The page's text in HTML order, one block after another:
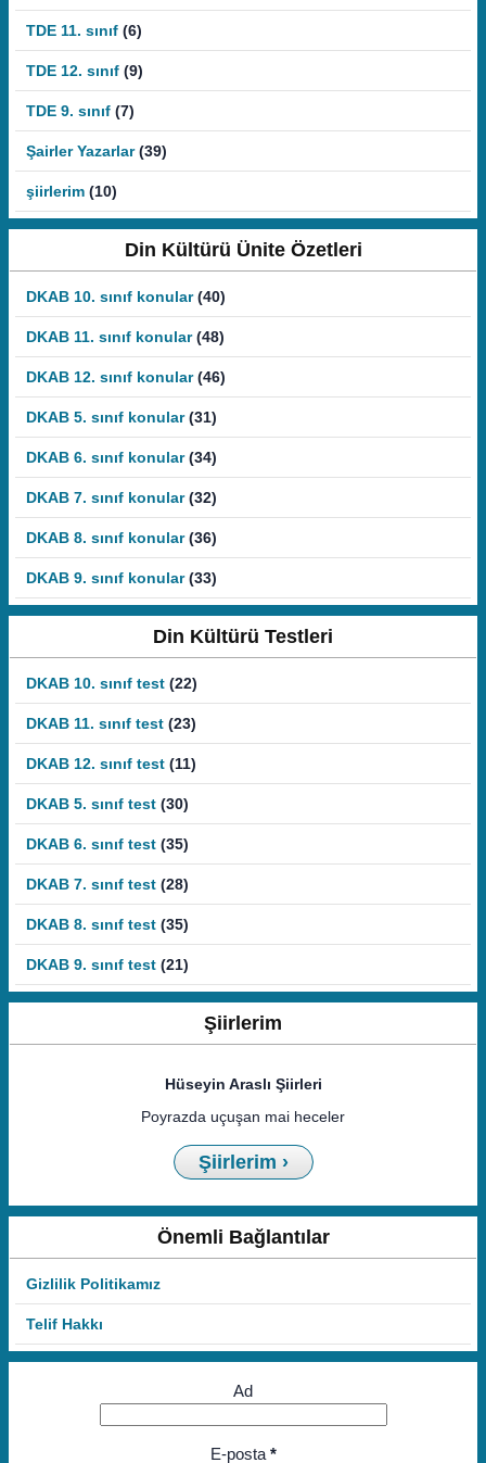
TDE 11. sınıf (6)
TDE 12. sınıf (9)
TDE 9. sınıf (7)
Şairler Yazarlar (39)
şiirlerim (10)
Din Kültürü Ünite Özetleri
DKAB 10. sınıf konular (40)
DKAB 11. sınıf konular (48)
DKAB 12. sınıf konular (46)
DKAB 5. sınıf konular (31)
DKAB 6. sınıf konular (34)
DKAB 7. sınıf konular (32)
DKAB 8. sınıf konular (36)
DKAB 9. sınıf konular (33)
Din Kültürü Testleri
DKAB 10. sınıf test (22)
DKAB 11. sınıf test (23)
DKAB 12. sınıf test (11)
DKAB 5. sınıf test (30)
DKAB 6. sınıf test (35)
DKAB 7. sınıf test (28)
DKAB 8. sınıf test (35)
DKAB 9. sınıf test (21)
Şiirlerim
Hüseyin Araslı Şiirleri
Poyrazda uçuşan mai heceler
Şiirlerim ›
Önemli Bağlantılar
Gizlilik Politikamız
Telif Hakkı
Ad
E-posta *